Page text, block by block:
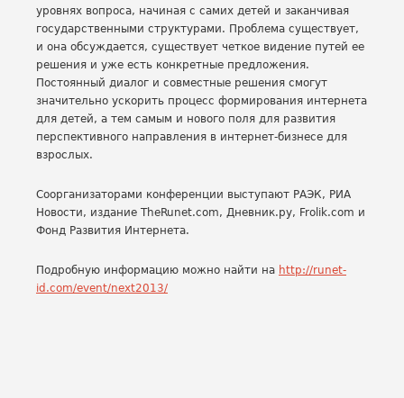
уровнях вопроса, начиная с самих детей и заканчивая
государственными структурами. Проблема существует,
и она обсуждается, существует четкое видение путей ее
решения и уже есть конкретные предложения.
Постоянный диалог и совместные решения смогут
значительно ускорить процесс формирования интернета
для детей, а тем самым и нового поля для развития
перспективного направления в интернет-бизнесе для
взрослых.
Соорганизаторами конференции выступают РАЭК, РИА
Новости, издание TheRunet.com, Дневник.ру, Frolik.com и
Фонд Развития Интернета.
Подробную информацию можно найти на http://runet-
id.com/event/next2013/